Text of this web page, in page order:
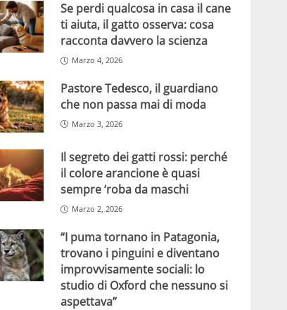
Se perdi qualcosa in casa il cane
ti aiuta, il gatto osserva: cosa
racconta davvero la scienza
Marzo 4, 2026
Pastore Tedesco, il guardiano
che non passa mai di moda
Marzo 3, 2026
Il segreto dei gatti rossi: perché
il colore arancione è quasi
sempre ‘roba da maschi
Marzo 2, 2026
“I puma tornano in Patagonia,
trovano i pinguini e diventano
improvvisamente sociali: lo
studio di Oxford che nessuno si
aspettava”